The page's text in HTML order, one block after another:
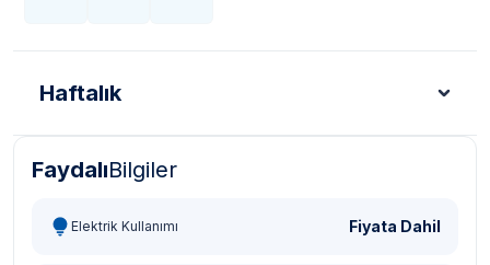
Haftalık
Türk Lirası - TL
FaydalıBilgiler
Elektrik Kullanımı Fiyata Dahil